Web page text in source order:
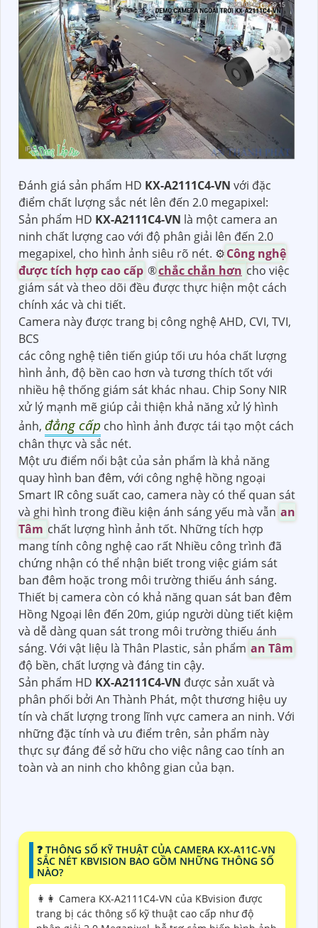
Đánh giá sản phẩm HD KX-A2111C4-VN với đặc
điểm chất lượng sắc nét lên đến 2.0 megapixel:
Sản phẩm HD KX-A2111C4-VN là một camera an
ninh chất lượng cao với độ phân giải lên đến 2.0
megapixel, cho hình ảnh siêu rõ nét. ⚙Công nghệ
được tích hợp cao cấp ®️chắc chắn hơn cho việc
giám sát và theo dõi đều được thực hiện một cách
chính xác và chi tiết.
Camera này được trang bị công nghệ AHD, CVI, TVI,
BCS
các công nghệ tiên tiến giúp tối ưu hóa chất lượng
hình ảnh, độ bền cao hơn và tương thích tốt với
nhiều hệ thống giám sát khác nhau. Chip Sony NIR
xử lý mạnh mẽ giúp cải thiện khả năng xử lý hình
ảnh, đẳng cấp cho hình ảnh được tái tạo một cách
chân thực và sắc nét.
Một ưu điểm nổi bật của sản phẩm là khả năng
quay hình ban đêm, với công nghệ hồng ngoại
Smart IR công suất cao, camera này có thể quan sát
và ghi hình trong điều kiện ánh sáng yếu mà vẫn an
Tâm chất lượng hình ảnh tốt. Những tích hợp
mang tính công nghệ cao rất Nhiều công trình đã
chứng nhận có thể nhận biết trong việc giám sát
ban đêm hoặc trong môi trường thiếu ánh sáng.
Thiết bị camera còn có khả năng quan sát ban đêm
Hồng Ngoại lên đến 20m, giúp người dùng tiết kiệm
và dễ dàng quan sát trong môi trường thiếu ánh
sáng. Với vật liệu là Thân Plastic, sản phẩm an Tâm
độ bền, chất lượng và đáng tin cậy.
Sản phẩm HD KX-A2111C4-VN được sản xuất và
phân phối bởi An Thành Phát, một thương hiệu uy
tín và chất lượng trong lĩnh vực camera an ninh. Với
những đặc tính và ưu điểm trên, sản phẩm này
thực sự đáng để sở hữu cho việc nâng cao tính an
toàn và an ninh cho không gian của bạn.
️❓ THÔNG SỐ KỸ THUẬT CỦA CAMERA KX-A11C-VN
SẮC NÉT KBVISION BAO GỒM NHỮNG THÔNG SỐ
NÀO?
️👩‍👩 Camera KX-A2111C4-VN của KBvision được
trang bị các thông số kỹ thuật cao cấp như độ